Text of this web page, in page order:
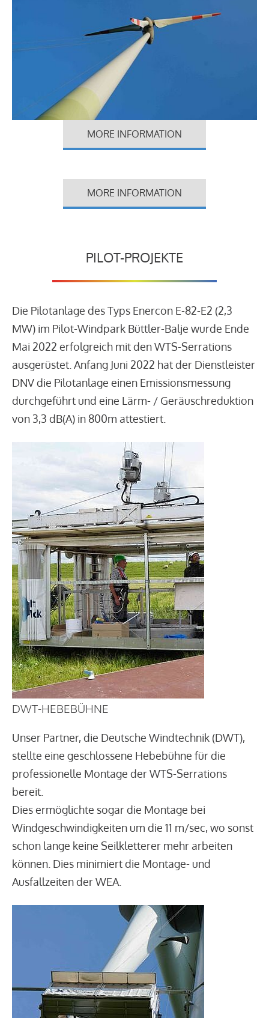
MORE INFORMATION
MORE INFORMATION
PILOT-PROJEKTE
Die Pilotanlage des Typs Enercon E-82-E2 (2,3
MW) im Pilot-Windpark Büttler-Balje wurde Ende
Mai 2022 erfolgreich mit den WTS-Serrations
ausgerüstet. Anfang Juni 2022 hat der Dienstleister
DNV die Pilotanlage einen Emissionsmessung
durchgeführt und eine Lärm- / Geräuschreduktion
von 3,3 dB(A) in 800m attestiert.
DWT-HEBEBÜHNE
Unser Partner, die Deutsche Windtechnik (DWT),
stellte eine geschlossene Hebebühne für die
professionelle Montage der WTS-Serrations
bereit.
Dies ermöglichte sogar die Montage bei
Windgeschwindigkeiten um die 11 m/sec, wo sonst
schon lange keine Seilkletterer mehr arbeiten
können. Dies minimiert die Montage- und
Ausfallzeiten der WEA.